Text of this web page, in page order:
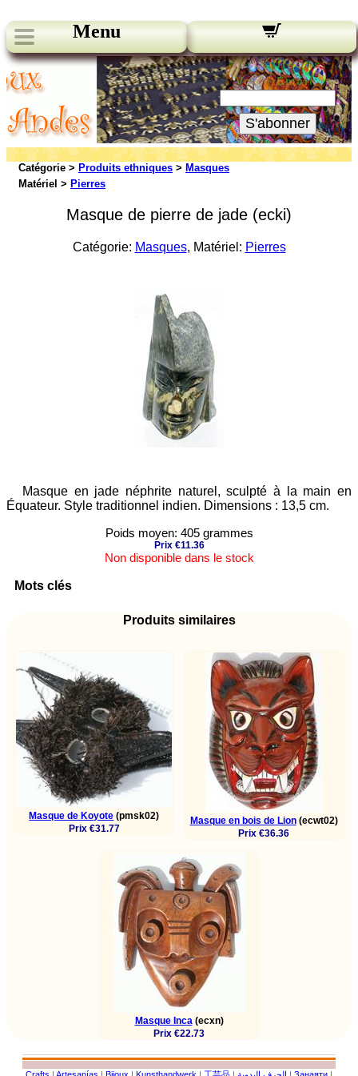
Menu
Nos bulletins:
Votre Email:
S'abonner
Catégorie > Produits ethniques > Masques
Matériel > Pierres
Masque de pierre de jade (ecki)
Catégorie: Masques, Matériel: Pierres
Masque en jade néphrite naturel, sculpté à la main en
Équateur. Style traditionnel indien. Dimensions : 13,5 cm.
Poids moyen: 405 grammes
Prix €11.36
Non disponible dans le stock
Mots clés
Produits similaires
Masque de Koyote (pmsk02)
Prix €31.77
Masque en bois de Lion(ecwt02)
Prix €36.36
Masque Inca (ecxn)
Prix €22.73